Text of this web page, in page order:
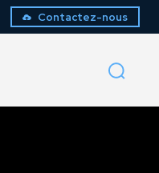
Contactez-nous